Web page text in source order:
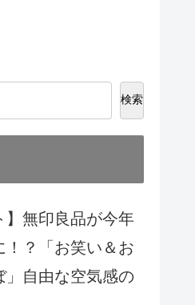
検索
】無印良品が今年
！？「お笑い＆お
」自由な空気感の